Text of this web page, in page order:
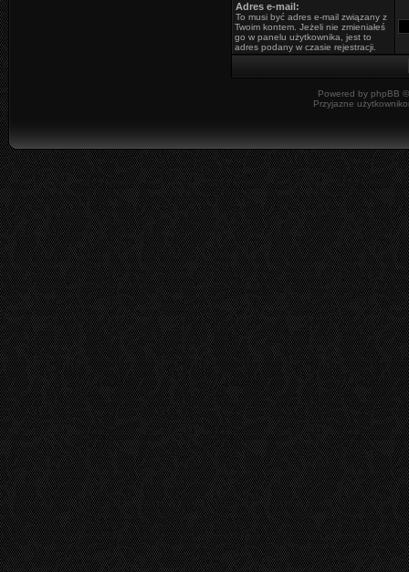
Adres e-mail:
To musi być adres e-mail związany z
Twoim kontem. Jeżeli nie zmieniałeś
go w panelu użytkownika, jest to
adres podany w czasie rejestracji.
Powered by phpBB
Przyjazne